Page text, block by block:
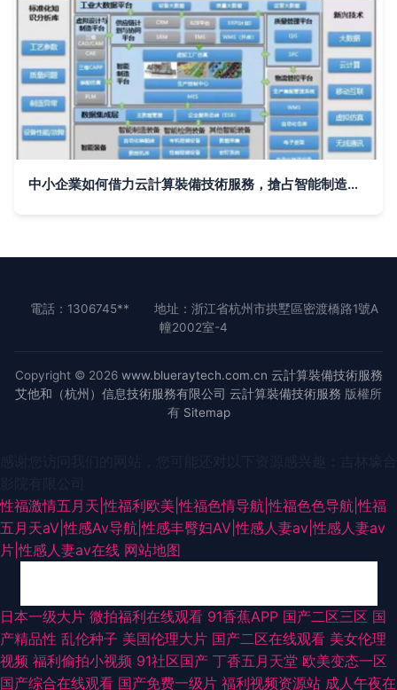
中小企業如何借力云計算裝備技術服務，搶占智能制造新機遇
電話：1306745**
地址：浙江省杭州市拱墅區密渡橋路1號A
幢2002室-4
Copyright © 2026 www.blueraytech.com.cn 云計算裝備技術服務
艾他和（杭州）信息技術服務有限公司 云計算裝備技術服務 版權所
有 Sitemap
性福激情五月天|性福利欧美|性福色情导航|性福色色导航|性福
五月天aV|性感Av导航|性感丰臀妇AV|性感人妻av|性感人妻av
片|性感人妻av在线 网站地图
超碰成人性 日本黄色电影网站 传媒视频传媒 国产午夜高清 久久精品综合在
线 女同喷水 人妻第八页 无码理论影院 91黄色爆菊 av天堂网址 福利姬导航
日本一级大片 微拍福利在线观看 91香蕉APP 国产二区三区 国
产精品性 乱伦种子 美国伦理大片 国产二区在线观看 美女伦理
视频 福利偷拍小视频 91社区国产 丁香五月天堂 欧美变态一区
国产综合在线观看 国产免费一级片 福利视频资源站 成人午夜在